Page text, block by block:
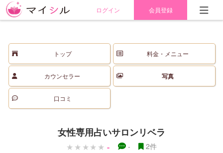
ログイン 会員登録
トップ 料金・メニュー
カウンセラー 写真
口コミ
女性専用占いサロンリベラ
- - 2件